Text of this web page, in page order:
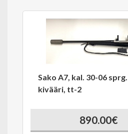
Sako A7, kal. 30-06
kivääri, tt-2
890.00€